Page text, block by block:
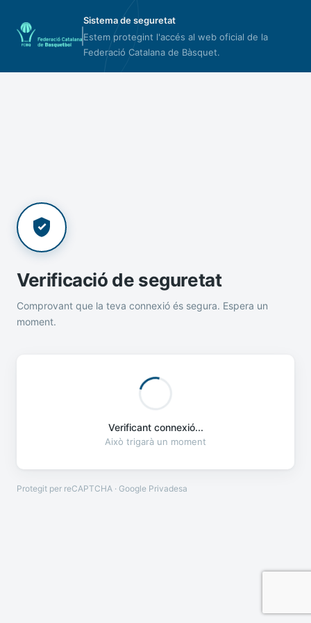
Sistema de seguretat
Estem protegint l'accés al web oficial de la
Federació Catalana de Bàsquet.
Verificació de seguretat
Comprovant que la teva connexió és segura. Espera un
moment.
Verificant connexió...
Això trigarà un moment
Protegit per reCAPTCHA · Google Privadesa